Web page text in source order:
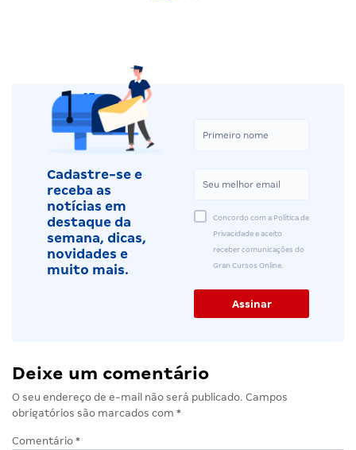
Cadastre-se e
receba as
notícias em
destaque da
semana, dicas,
novidades e
muito mais.
Concordo com a Política de
Privacidade e aceito
receber comunicações do
Gran Cursos Online.
Deixe um comentário
O seu endereço de e-mail não será publicado. Campos
obrigatórios são marcados com *
Comentário *